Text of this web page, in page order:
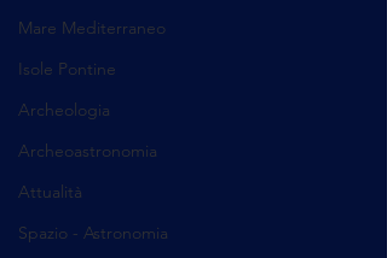
Mare Mediterraneo
Isole Pontine
Archeologia
Archeoastronomia
Attualità
Spazio - Astronomia